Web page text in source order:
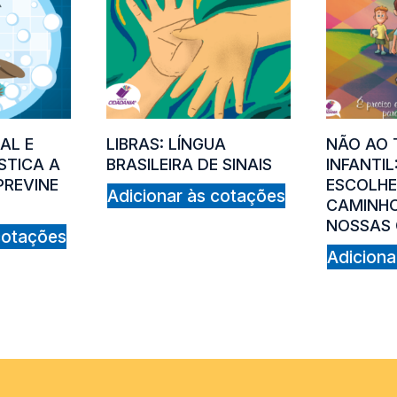
E
A
LIBRAS: LÍNGUA
BRASILEIRA DE SINAIS
Adicionar às cotações
NÃO AO
NOSSAS